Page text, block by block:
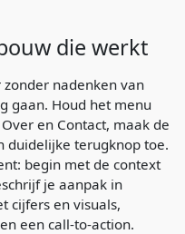
die werkt
nadenken van
gaan. Houd het menu
en Contact, maak de
duidelijke terugknop toe.
begin met de context
je aanpak in
cijfers en visuals,
een call-to-action.